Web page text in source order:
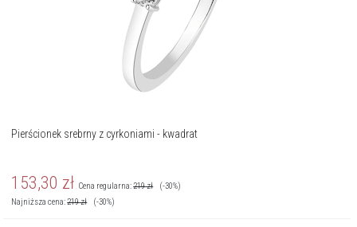
Pierścionek srebrny z cyrkoniami - kwadrat
153,30 zł Cena regularna:219zł
(-30%)
Najniższa cena:219zł (-30%)